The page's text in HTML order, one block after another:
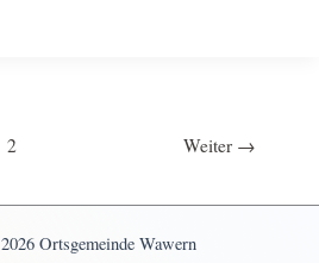
2 Weiter →
Ortsgemeinde Wawern